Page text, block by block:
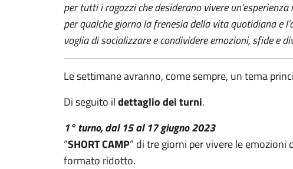
per tutti i ragazzi che desiderano vivere
per qualche giorno la frenesia della vita quotidiana e
voglia di socializzare e condividere emozioni, sfide e
Le settimane avranno, come sempre, un tema
Di seguito ildettaglio dei turni.
1° turno, dal 15 al 17 giugno 2023
“SHORT CAMP” di tre giorni per vivere le emozioni
formato ridotto.